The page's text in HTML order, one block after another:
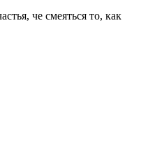
че смеяться то, как